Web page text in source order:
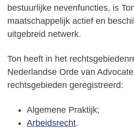
bestuurlijke nevenfuncties, is
maatschappelijk actief en
uitgebreid netwerk.
Ton heeft in het
Nederlandse Orde van
rechtsgebieden geregistreerd:
Algemene Praktijk;
Arbeidsrecht.